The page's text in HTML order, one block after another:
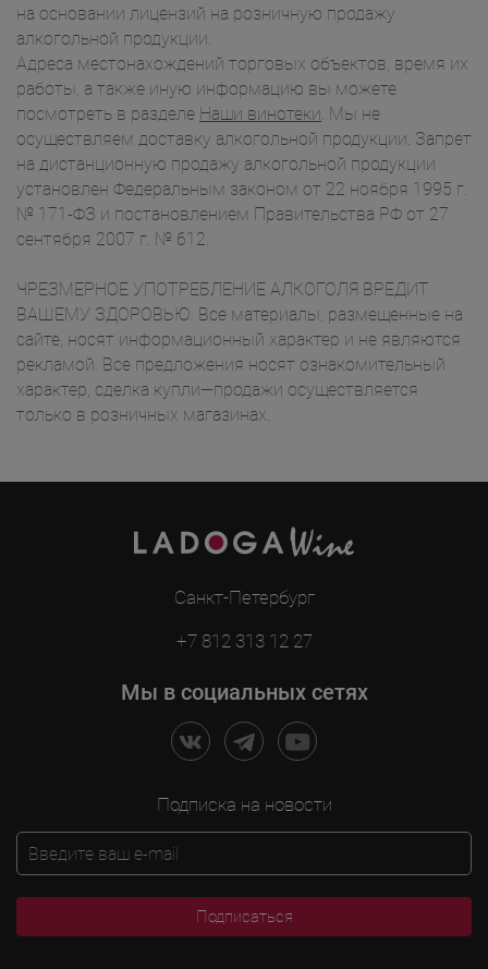
на основании лицензий на розничную продажу
алкогольной продукции.
Адреса местонахождений торговых объектов, время их
работы, а также иную информацию вы можете
посмотреть в разделе Наши винотеки. Мы не
осуществляем доставку алкогольной продукции. Запрет
на дистанционную продажу алкогольной продукции
установлен Федеральным законом от 22 ноября 1995 г.
№ 171-ФЗ и постановлением Правительства РФ от 27
сентября 2007 г. № 612.
ЧРЕЗМЕРНОЕ УПОТРЕБЛЕНИЕ АЛКОГОЛЯ ВРЕДИТ
ВАШЕМУ ЗДОРОВЬЮ. Все материалы, размещенные на
сайте, носят информационный характер и не являются
рекламой. Все предложения носят ознакомительный
характер, сделка купли—продажи осуществляется
только в розничных магазинах.
Санкт-Петербург
+7 812 313 12 27
Мы в социальных сетях
Подписка на новости
Подписаться